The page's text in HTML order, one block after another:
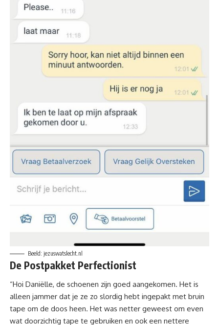
Beeld: jezuswatslecht.nl
De Postpakket Perfectionist
“Hoi Daniëlle, de schoenen zijn goed aangekomen. Het is
alleen jammer dat je ze zo slordig hebt ingepakt met bruin
tape om de doos heen. Het was netter geweest om even
wat doorzichtig tape te gebruiken en ook een nettere